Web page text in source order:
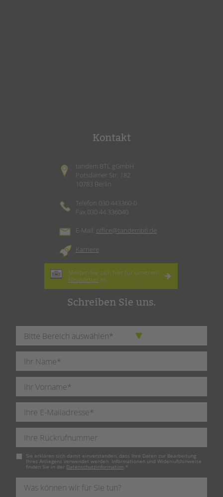
Kontakt
tandem BTL gGmbH
Potsdamer Str. 182
10783 Berlin
Telefon 030 443360-0
Fax 030 44 336040
E-Mail: office@tandembtl.de
Karriere
Melden Sie sich hier für unseren
Newsletter an.
Schreiben Sie uns.
Pflichtfeld
Sie erklären sich damit einverstanden, dass Ihre Daten zur Bearbeitung
Ihres Anliegens verwendet werden. Informationen und Widerrufshinweise
finden Sie in der Datenschutzinformation. *